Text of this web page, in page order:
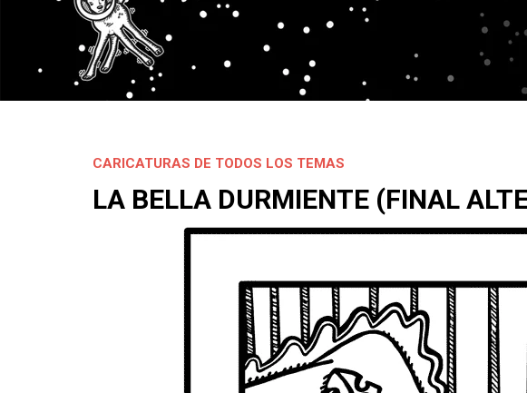
CARICATURAS DE TODOS LOS TEMAS
LA BELLA DURMIENTE (FINAL